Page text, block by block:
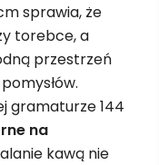
sprawia, że
torebce, a
przestrzeń
gramaturze 144
na
kawą nie